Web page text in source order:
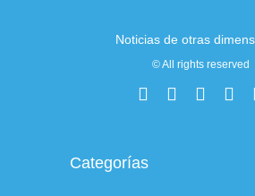
Noticias de otras
© All rights reserved
Categorías